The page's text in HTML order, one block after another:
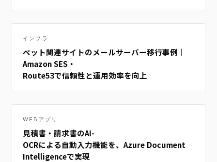
インフラ
ペット関連サイトのメールサーバー移行事例｜
Amazon SES・
Route53で信頼性と運用効率を向上
WEBアプリ
見積書・請求書のAI-
OCRによる自動入力機能を、Azure Document
Intelligenceで実現